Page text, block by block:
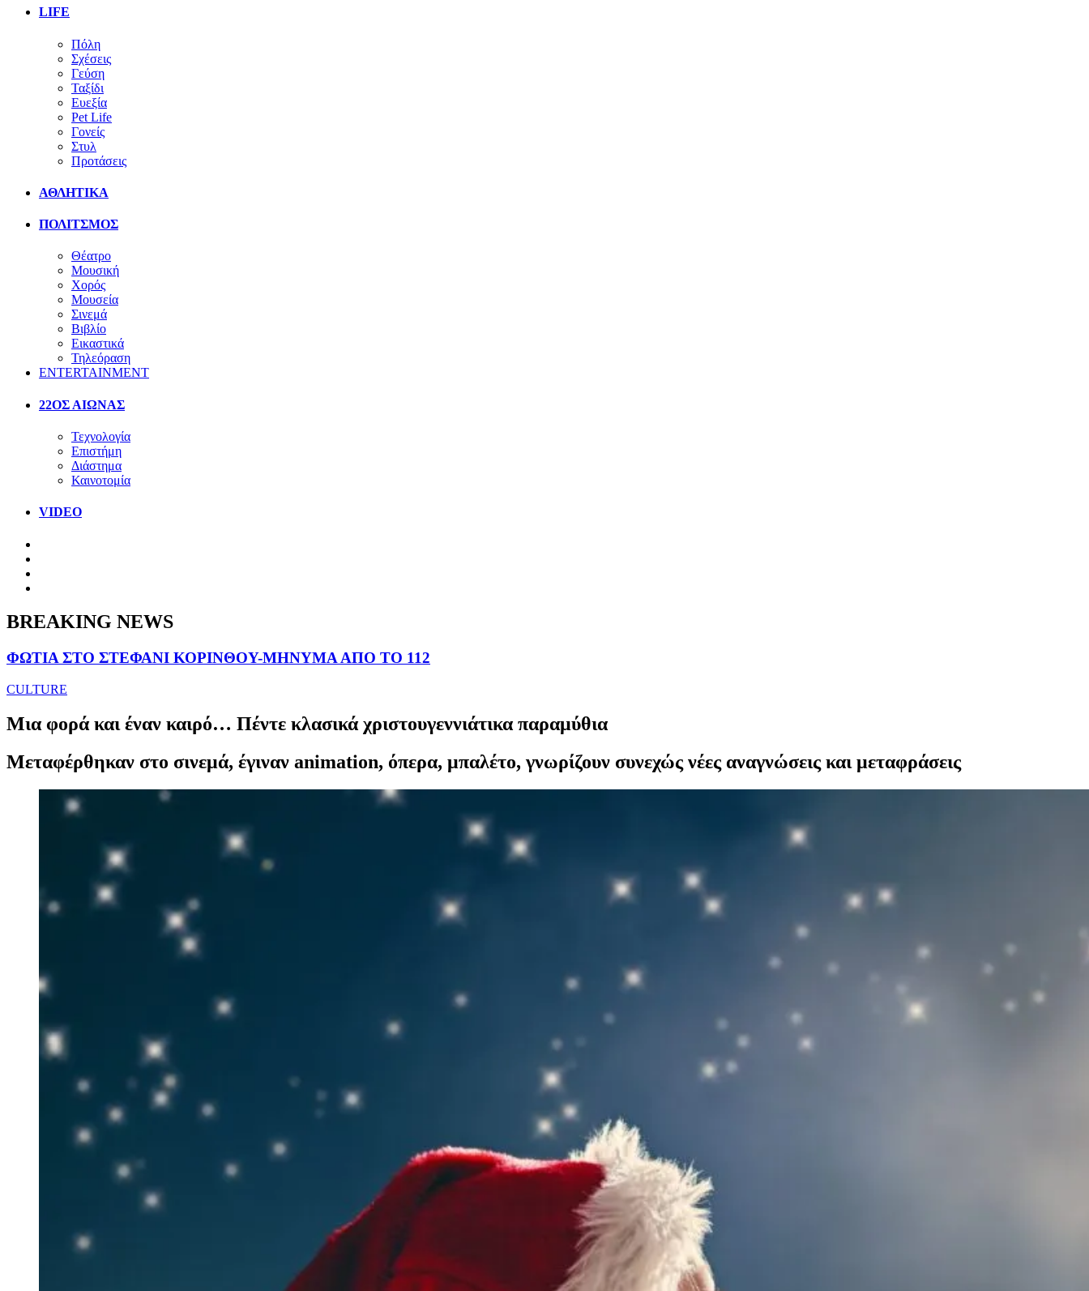
LIFE
Πόλη
Σχέσεις
Γεύση
Ταξίδι
Ευεξία
Pet Life
Γονείς
Στυλ
Προτάσεις
ΑΘΛΗΤΙΚΑ
ΠΟΛΙΤΣΜΟΣ
Θέατρο
Μουσική
Χορός
Μουσεία
Σινεμά
Βιβλίο
Εικαστικά
Τηλεόραση
ENTERTAINMENT
22ΟΣ ΑΙΩΝΑΣ
Τεχνολογία
Επιστήμη
Διάστημα
Καινοτομία
VIDEO
BREAKING NEWS
ΦΩΤΙΑ ΣΤΟ ΣΤΕΦΑΝΙ ΚΟΡΙΝΘΟΥ-ΜΗΝΥΜΑ ΑΠΟ ΤΟ 112
CULTURE
Μια φορά και έναν καιρό… Πέντε κλασικά χριστουγεννιάτικα παραμύθια
Μεταφέρθηκαν στο σινεμά, έγιναν animation, όπερα, μπαλέτο, γνωρίζουν συνεχώς νέες αναγνώσεις και μεταφράσεις